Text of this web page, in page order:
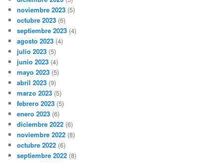
noviembre 2023 (5)
octubre 2023 (6)
septiembre 2023 (4)
agosto 2023 (4)
julio 2023 (5)
junio 2023 (4)
mayo 2023 (5)
abril 2023 (9)
marzo 2023 (5)
febrero 2023 (5)
enero 2023 (6)
diciembre 2022 (6)
noviembre 2022 (8)
octubre 2022 (6)
septiembre 2022 (8)